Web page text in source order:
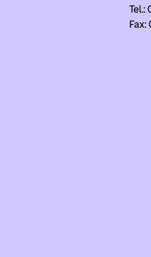
Tel.:
Fax: